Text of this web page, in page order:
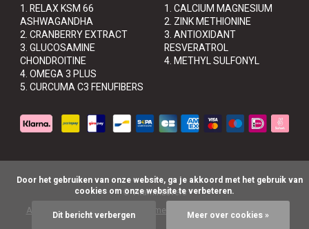
1. RELAX KSM 66
ASHWAGANDHA
2. CRANBERRY EXTRACT
3. GLUCOSAMINE
CHONDROITINE
4. OMEGA 3 PLUS
5. CURCUMA C3 FENUFIBERS
1. CALCIUM MAGNESIUM
2. ZINK METHIONINE
3. ANTIOXIDANT
RESVERATROL
4. METHYL SULFONYL
Algemene voorwaarden Disclaimer Privacy Policy Sitemap
© VitaminLovers
cookies om onze website te verbeteren.
Dit bericht verbergen Meer over cookies »